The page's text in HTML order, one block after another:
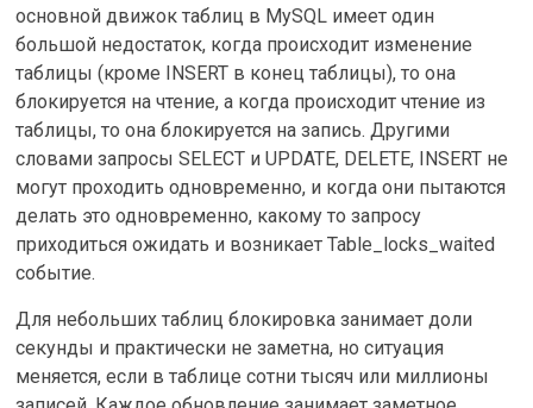
основной движок таблиц в MySQL имеет один
большой недостаток, когда происходит изменение
таблицы (кроме INSERT в конец таблицы), то она
блокируется на чтение, а когда происходит чтение из
таблицы, то она блокируется на запись. Другими
словами запросы SELECT и UPDATE, DELETE, INSERT не
могут проходить одновременно, и когда они пытаются
делать это одновременно, какому то запросу
приходиться ожидать и возникает Table_locks_waited
событие.
Для небольших таблиц блокировка занимает доли
секунды и практически не заметна, но ситуация
меняется, если в таблице сотни тысяч или миллионы